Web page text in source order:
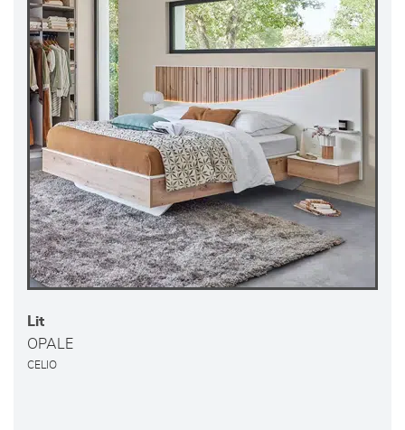
Lit
OPALE
CELIO